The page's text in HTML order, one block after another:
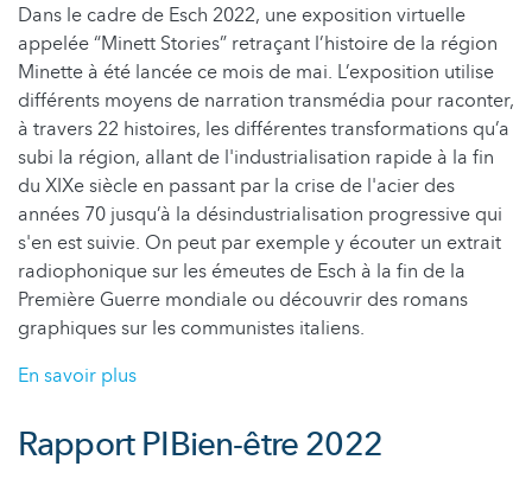
Dans le cadre de Esch 2022, une exposition virtuelle
appelée “Minett Stories” retraçant l’histoire de la région
Minette à été lancée ce mois de mai. L’exposition utilise
différents moyens de narration transmédia pour raconter,
à travers 22 histoires, les différentes transformations qu’a
subi la région, allant de l'industrialisation rapide à la fin
du XIXe siècle en passant par la crise de l'acier des
années 70 jusqu’à la désindustrialisation progressive qui
s'en est suivie. On peut par exemple y écouter un extrait
radiophonique sur les émeutes de Esch à la fin de la
Première Guerre mondiale ou découvrir des romans
graphiques sur les communistes italiens.
En savoir plus
Rapport PIBien-être 2022